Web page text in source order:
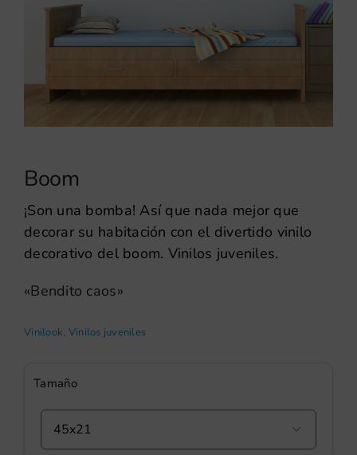
Boom
¡Son una bomba! Así que nada mejor que
decorar su habitación con el divertido vinilo
decorativo del boom. Vinilos juveniles.
«Bendito caos»
Vinilook, Vinilos juveniles
Tamaño
